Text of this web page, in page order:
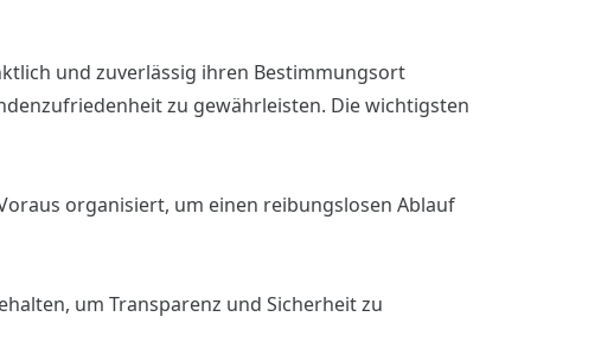
und zuverlässig ihren Bestimmungsort
zu gewährleisten. Die wichtigsten
organisiert, um einen reibungslosen Ablauf
um Transparenz und Sicherheit zu